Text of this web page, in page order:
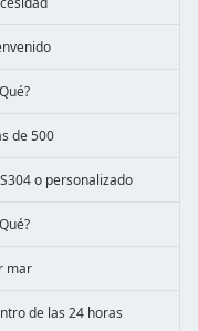
de 500
o personalizado
mar
de las 24 horas